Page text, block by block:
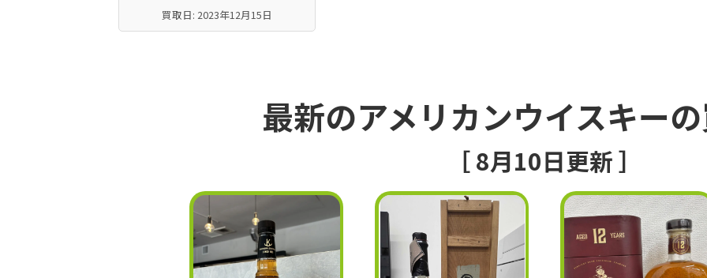
買取日: 2023年12月15日
最新のアメリカンウイスキー
［ 8月10日更新 ］